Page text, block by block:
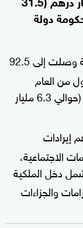
دولة
الحكومية وصلت إلى 92.5
الأول من العام
الجاري، مسجلة فائضاً بلغ 23.1 مليار درهم (حوالي 6.3 مليار
درهم إيرادات
الاجتماعية،
دخل الملكية
والجزاءات